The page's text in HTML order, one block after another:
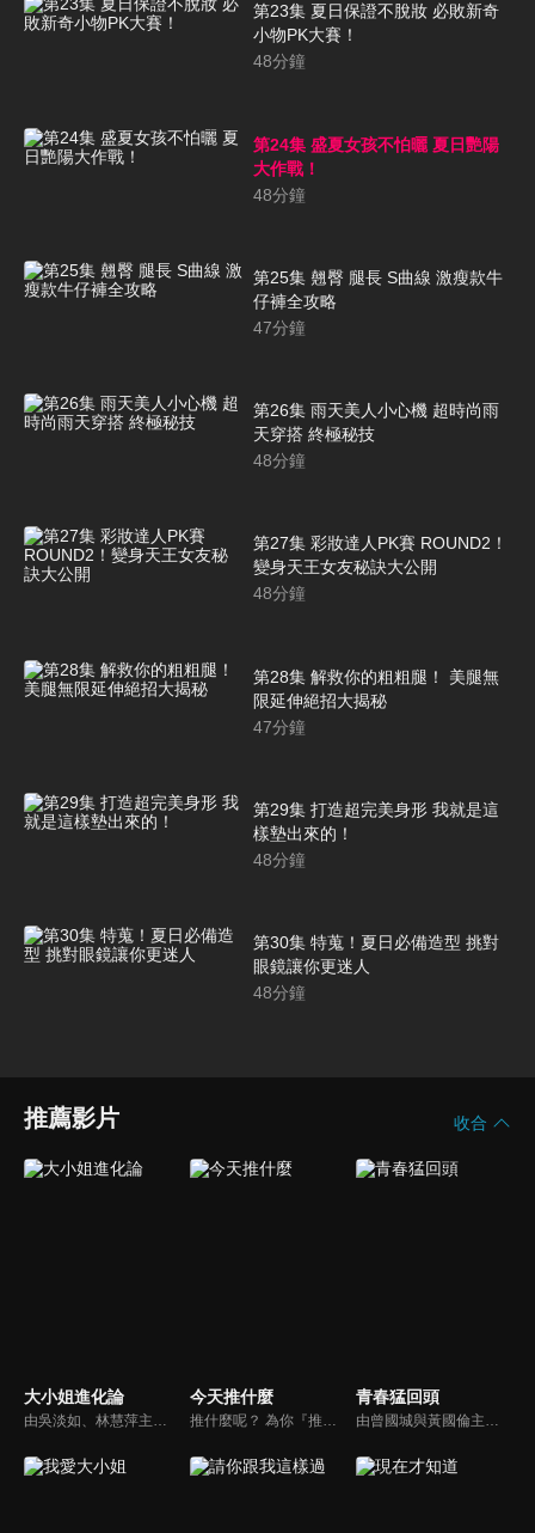
第23集 夏日保證不脫妝 必敗新奇
小物PK大賽！
48分鐘
第24集 盛夏女孩不怕曬 夏日艷陽
大作戰！
48分鐘
第25集 翹臀 腿長 S曲線 激瘦款牛
仔褲全攻略
47分鐘
第26集 雨天美人小心機 超時尚雨
天穿搭 終極秘技
48分鐘
第27集 彩妝達人PK賽 ROUND2！
變身天王女友秘訣大公開
48分鐘
第28集 解救你的粗粗腿！ 美腿無
限延伸絕招大揭秘
47分鐘
第29集 打造超完美身形 我就是這
樣墊出來的！
48分鐘
第30集 特蒐！夏日必備造型 挑對
眼鏡讓你更迷人
48分鐘
推薦影片 收合
大小姐進化論 今天推什麼 青春猛回頭